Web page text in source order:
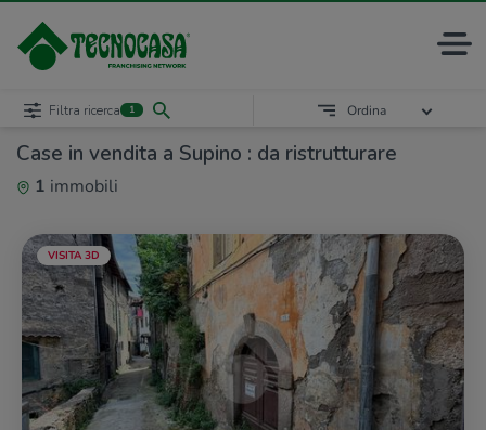
Case in vendita a Supino : da ristrutturare
1 immobili
Filtra ricerca 1 Ordina
VISITA 3D